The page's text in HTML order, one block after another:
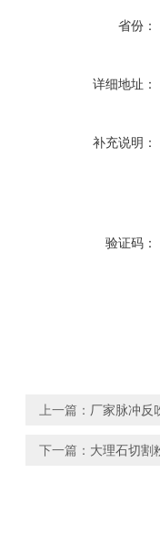
省份：
详细地址：
补充说明：
验证码：
上一篇： 厂家脉冲反
下一篇： 大理石切割